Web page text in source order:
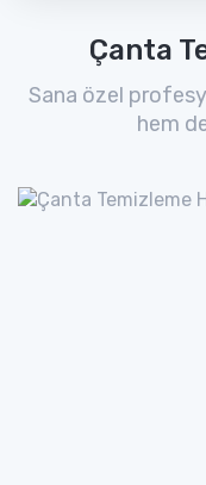
Çanta
Sana özel
hem